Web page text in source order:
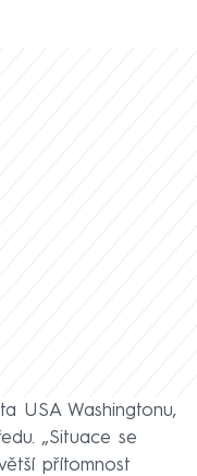
USA Washingtonu,
„Situace se
přítomnost